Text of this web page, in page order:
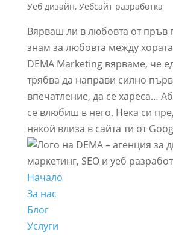
Уеб дизайн, Уебсайт разработка
Вярваш ли в любовта от пръв
знам за любовта между
DEMA Marketing вярваме, че
трябва да направи силно
впечатление, да се хареса…
се влюбиш в него. Нека си
някой влиза в сайта ти от
Начало
За нас
Блог
Услуги